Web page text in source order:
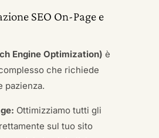
SEO On-Page e
Engine Optimization) è
che richiede
pazienza.
Ottimizziamo tutti gli
sul tuo sito